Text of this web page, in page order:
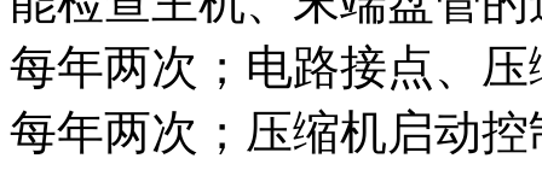
每年两次；电路接点、
每年两次；压缩机启动